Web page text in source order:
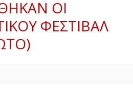
ΟΙ
ΦΕΣΤΙΒΑΛ